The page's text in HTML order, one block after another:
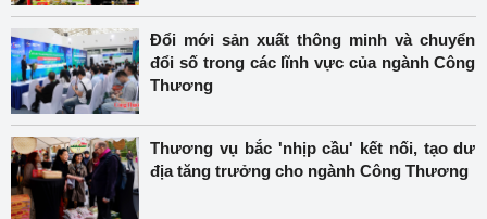
Đổi mới sản xuất thông minh và chuyển
đổi số trong các lĩnh vực của ngành Công
Thương
Thương vụ bắc 'nhịp cầu' kết nối, tạo dư
địa tăng trưởng cho ngành Công Thương